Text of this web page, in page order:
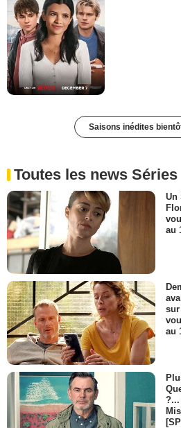
Saisons inédites
Toutes les news Séries
Un
au
sur
au
?...